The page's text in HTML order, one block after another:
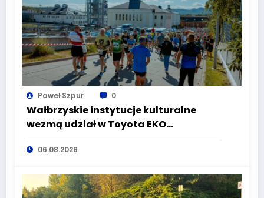
Paweł Szpur 0
Wałbrzyskie instytucje kulturalne
wezmą udział w Toyota EKO
Półmaraton Wałbrzych
06.08.2026